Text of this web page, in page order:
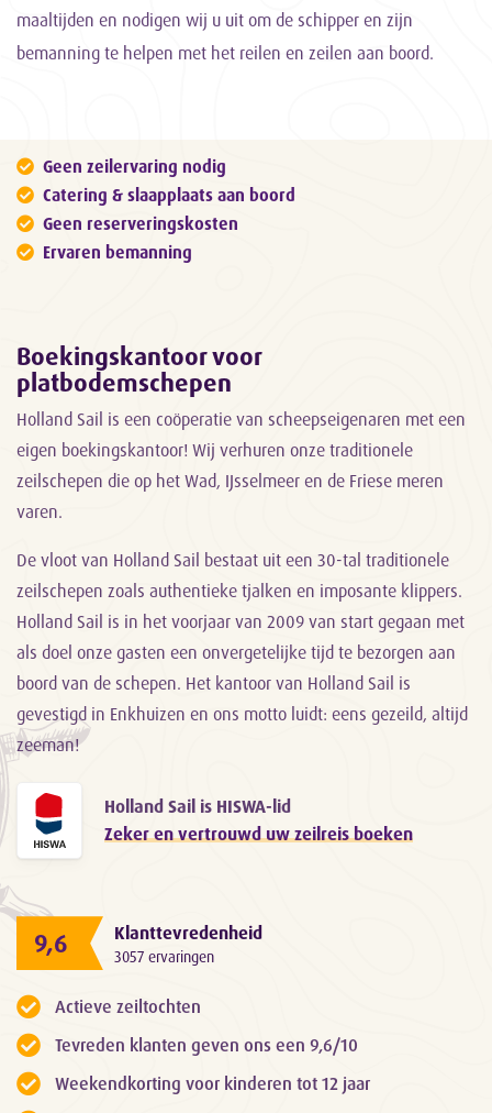
maaltijden en nodigen wij u uit om de schipper en zijn
bemanning te helpen met het reilen en zeilen aan boord.
Geen zeilervaring nodig
Catering & slaapplaats aan boord
Geen reserveringskosten
Ervaren bemanning
Boekingskantoor voor
platbodemschepen
Holland Sail is een coöperatie van scheepseigenaren met een
eigen boekingskantoor! Wij verhuren onze traditionele
zeilschepen die op het Wad, IJsselmeer en de Friese meren
varen.
De vloot van Holland Sail bestaat uit een 30-tal traditionele
zeilschepen zoals authentieke tjalken en imposante klippers.
Holland Sail is in het voorjaar van 2009 van start gegaan met
als doel onze gasten een onvergetelijke tijd te bezorgen aan
boord van de schepen. Het kantoor van Holland Sail is
gevestigd in Enkhuizen en ons motto luidt: eens gezeild, altijd
zeeman!
Holland Sail is HISWA-lid
Zeker en vertrouwd uw zeilreis boeken
9,6 Klanttevredenheid
3057 ervaringen
Actieve zeiltochten
Tevreden klanten geven ons een 9,6/10
Weekendkorting voor kinderen tot 12 jaar